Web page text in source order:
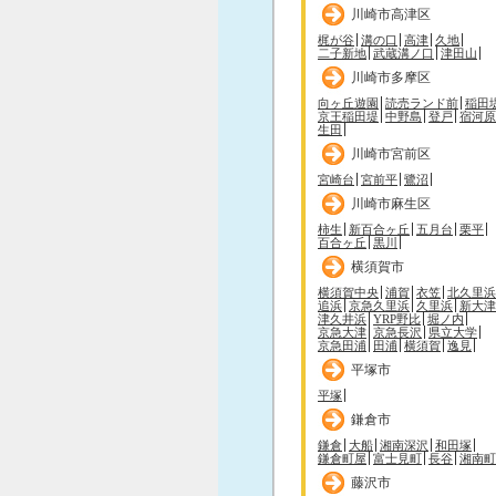
川崎市高津区
梶が谷 溝の口 高津 久地
二子新地 武蔵溝ノ口 津田山
川崎市多摩区
向ヶ丘遊園 読売ランド前 稲田
京王稲田堤 中野島 登戸 宿河原
生田
川崎市宮前区
宮崎台 宮前平 鷺沼
川崎市麻生区
柿生 新百合ヶ丘 五月台 栗平
百合ヶ丘 黒川
横須賀市
横須賀中央 浦賀 衣笠 北久里浜
追浜 京急久里浜 久里浜 新大津
津久井浜 YRP野比 堀ノ内
京急大津 京急長沢
県立大学
京急田浦
田浦 横須賀 逸見
平塚市
平塚
鎌倉市
鎌倉 大船 湘南深沢 和田塚
鎌倉町屋 富士見町 長谷 湘南
藤沢市